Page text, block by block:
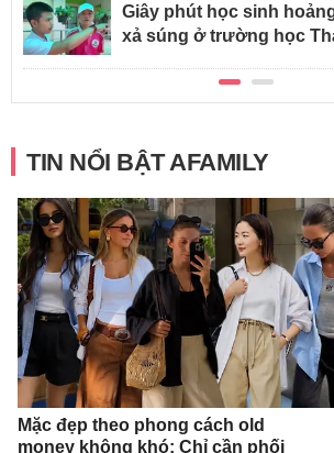
Giây phút học sinh
xả súng ở trường học
TIN NỔI BẬT AFAMILY
Mặc đẹp theo phong cách old
money không khó: Chỉ cần phối